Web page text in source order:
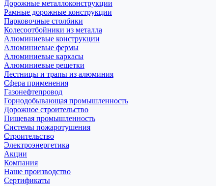
Дорожные металлоконструкции
Рамные дорожные конструкции
Парковочные столбики
Колесоотбойники из металла
Алюминиевые конструкции
Алюминиевые фермы
Алюминиевые каркасы
Алюминиевые решетки
Лестницы и трапы из алюминия
Сфера применения
Газонефтепровод
Горнодобывающая промышленность
Дорожное строительство
Пищевая промышленность
Системы пожаротушения
Строительство
Электроэнергетика
Акции
Компания
Наше производство
Сертификаты